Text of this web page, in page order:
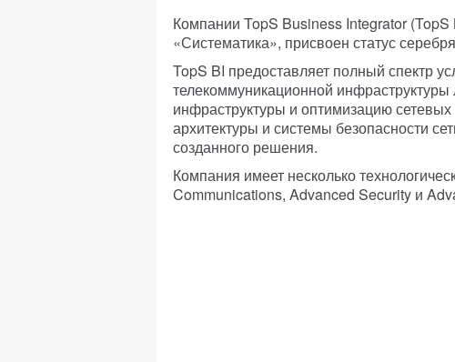
Компании TopS Business Integrator
«Систематика», присвоен статус
TopS BI предоставляет полный спектр
телекоммуникационной
инфраструктуры и оптимизацию
архитектуры и системы безопасности
созданного решения.
Компания имеет несколько
Communications, Advanced Security и